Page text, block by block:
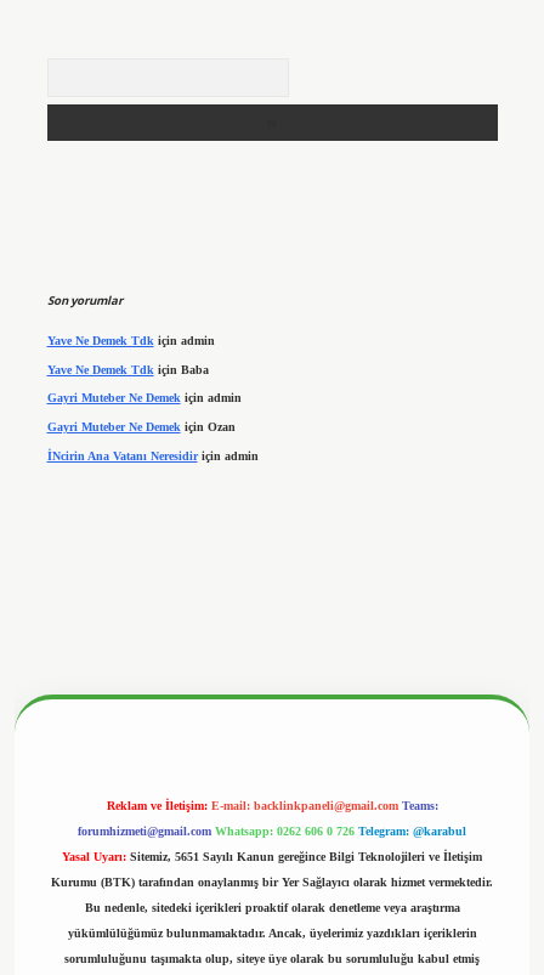
Son yorumlar
Yave Ne Demek Tdk için admin
Yave Ne Demek Tdk için Baba
Gayri Muteber Ne Demekiçin admin
Gayri Muteber Ne Demek için Ozan
İNcirin Ana Vatanı Neresidiriçin admin
Reklam ve İletişim: E-mail: backlinkpaneli@gmail.com Teams:
forumhizmeti@gmail.com Whatsapp: 0262 606 0 726 Telegram: @karabul
Yasal Uyarı: Sitemiz, 5651 Sayılı Kanun gereğince Bilgi Teknolojileri ve İletişim
Kurumu (BTK) tarafından onaylanmış bir Yer Sağlayıcı olarak hizmet vermektedir.
Bu nedenle, sitedeki içerikleri proaktif olarak denetleme veya araştırma
yükümlülüğümüz bulunmamaktadır. Ancak, üyelerimiz yazdıkları içeriklerin
sorumluluğunu taşımakta olup, siteye üye olarak bu sorumluluğu kabul etmiş